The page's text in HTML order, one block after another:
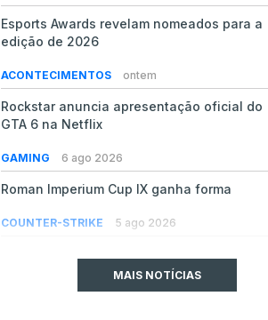
Esports Awards revelam nomeados para a
edição de 2026
ACONTECIMENTOS ontem
Rockstar anuncia apresentação oficial do
GTA 6 na Netflix
GAMING 6 ago 2026
Roman Imperium Cup IX ganha forma
COUNTER-STRIKE 5 ago 2026
milhões de dólaresMAIS NOTÍCIAS